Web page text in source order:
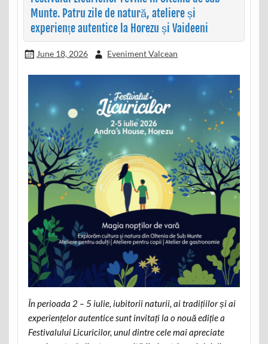
Munte. Patru zile de natură, ateliere și
experiențe autentice la Horezu și Vaideeni
June 18, 2026 Eveniment Valcean
În perioada 2 – 5 iulie, iubitorii naturii, ai tradițiilor și ai
experiențelor autentice sunt invitați la o nouă ediție a
Festivalului Licuricilor, unul dintre cele mai apreciate